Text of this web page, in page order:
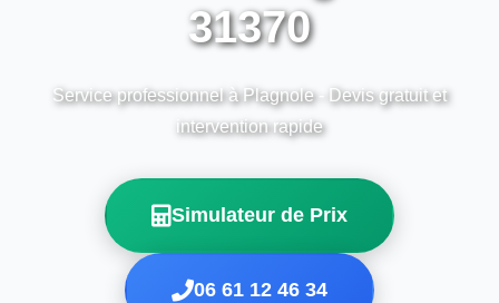
31370
Service professionnel à Plagnole - Devis gratuit et
intervention rapide
Simulateur de Prix
06 61 12 46 34